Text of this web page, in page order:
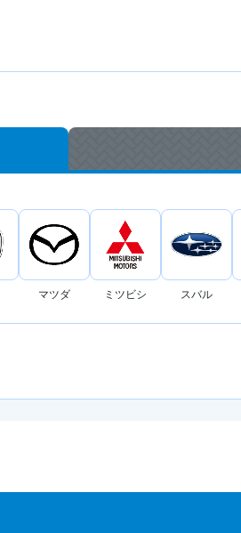
マツダ ミツビシ スバル